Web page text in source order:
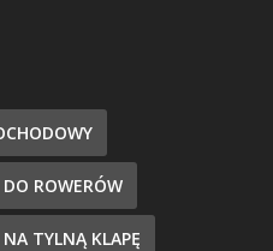
ROWERÓW
TYLNĄ KLAPĘ